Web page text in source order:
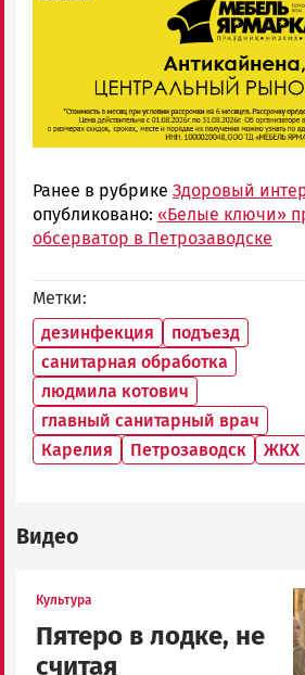
Ранее в рубрике Здоровый
опубликовано: «Белые ключи»
обсерватор в Петрозаводске
Метки
дезинфекция
подъезд
санитарная обработка
людмила котович
главный санитарный врач
Карелия
Петрозаводск ЖКХ
Видео
Культура
Пятеро в лодке, не
считая